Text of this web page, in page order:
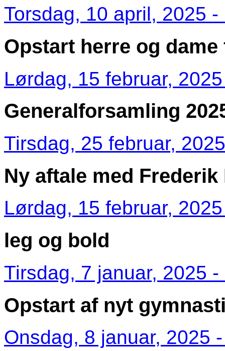
Torsdag, 10 april, 2025 -
Opstart herre og
Lørdag, 15 februar,
Generalforsamling
Tirsdag, 25 februar,
Ny aftale med
Lørdag, 15 februar,
leg og bold
Tirsdag, 7 januar, 2025 -
Opstart af nyt
Onsdag, 8 januar, 2025